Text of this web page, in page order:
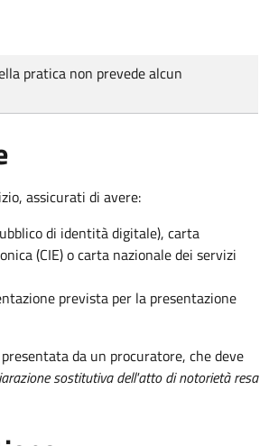
pratica non prevede alcun
assicurati di avere:
di identità digitale), carta
(CIE) o carta nazionale dei servizi
prevista per la presentazione
da un procuratore, che deve
sostitutiva dell'atto di notorietà resa